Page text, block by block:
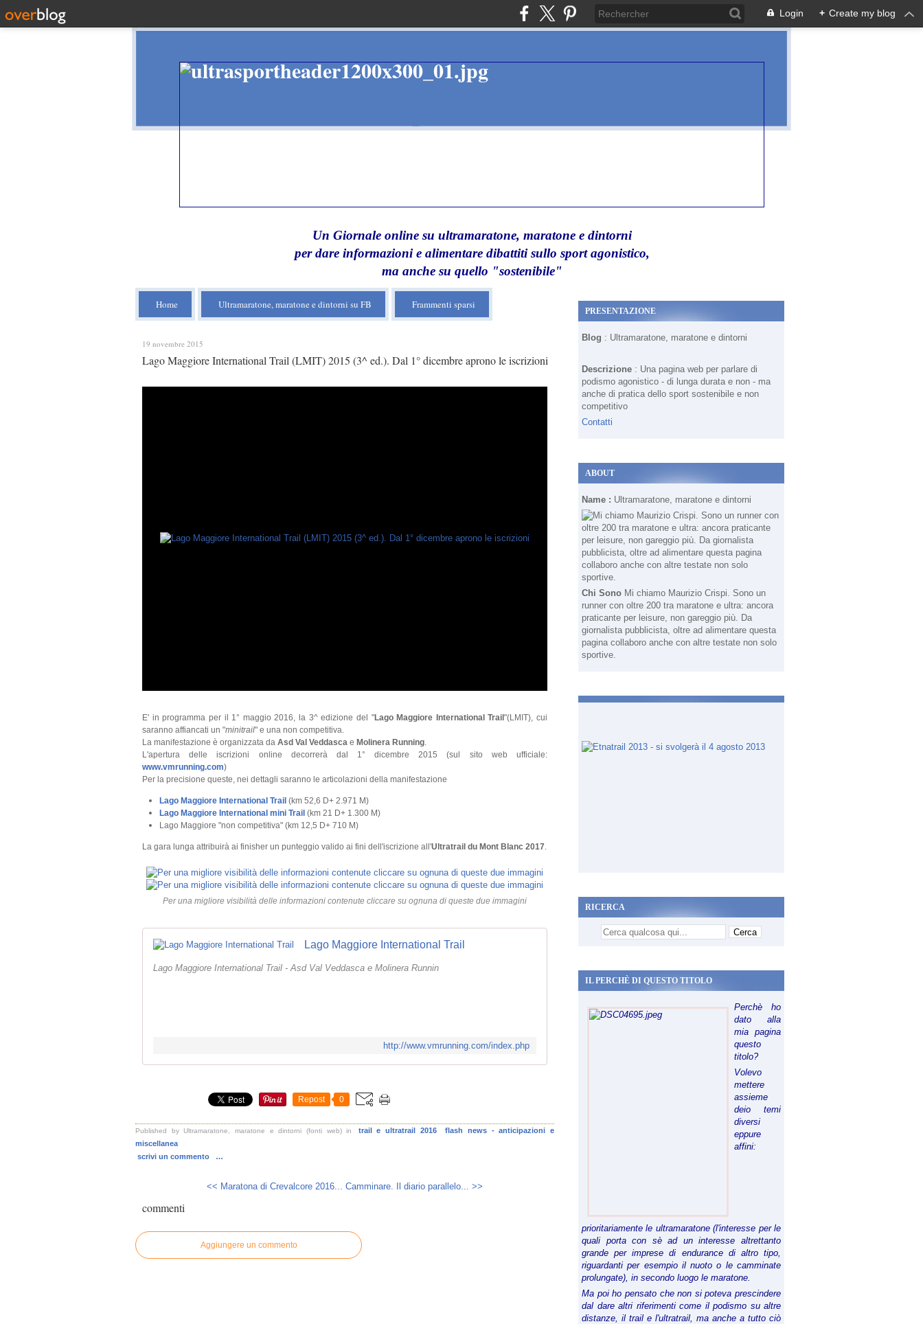
Login + Create my blog
Un Giornale online su ultramaratone, maratone e dintorni
per dare informazioni e alimentare dibattiti sullo sport agonistico,
ma anche su quello "sostenibile"
Home Ultramaratone, maratone e dintorni su FB Frammenti sparsi
19 novembre 2015
Lago Maggiore International Trail (LMIT) 2015 (3^ ed.). Dal 1° dicembre aprono le iscrizioni
E' in programma per il 1° maggio 2016, la 3^ edizione del "Lago Maggiore International Trail"(LMIT), cui
saranno affiancati un "minitrail" e una non competitiva.
La manifestazione è organizzata da Asd Val Veddasca e Molinera Running
L'apertura delle iscrizioni online decorrerà dal 1° dicembre 2015 (sul sito web ufficiale:
www.vmrunning.com)
Per la precisione queste, nei dettagli saranno le articolazioni della manifestazione
Lago Maggiore International Trail (km 52,6 D+ 2.971 M)
Lago Maggiore International mini Trail (km 21 D+ 1.300 M)
Lago Maggiore "non competitiva" (km 12,5 D+ 710 M)
La gara lunga attribuirà ai finisher un punteggio valido ai fini dell'iscrizione all'Ultratrail du Mont Blanc 2017
Per una migliore visibilità delle informazioni contenute cliccare su ognuna di queste due immagini
Lago Maggiore International Trail
Lago Maggiore International Trail - Asd Val Veddasca e Molinera Runnin
http://www.vmrunning.com/index.php
Repost 0
Published by Ultramaratone, maratone e dintorni (fonti web) in trail e ultratrail 2016
flash news - anticipazioni e
miscellanea
scrivi un commento
…
<< Maratona di Crevalcore 2016... Camminare. Il diario parallelo... >>
commenti
Aggiungere un commento
PRESENTAZIONE
Blog : Ultramaratone, maratone e dintorni
Descrizione : Una pagina web per parlare di
podismo agonistico - di lunga durata e non - ma
anche di pratica dello sport sostenibile e non
competitivo
Contatti
ABOUT
Name : Ultramaratone, maratone e dintorni
Chi Sono Mi chiamo Maurizio Crispi. Sono un
runner con oltre 200 tra maratone e ultra: ancora
praticante per leisure, non gareggio più. Da
giornalista pubblicista, oltre ad alimentare questa
pagina collaboro anche con altre testate non solo
sportive.
RICERCA
IL PERCHÈ DI QUESTO TITOLO
Perchè ho
dato alla
mia pagina
questo
titolo?
Volevo
mettere
assieme
deio temi
diversi
eppure
affini:
prioritariamente le ultramaratone (l'interesse per le
quali porta con sè ad un interesse altrettanto
grande per imprese di endurance di altro tipo,
riguardanti per esempio il nuoto o le camminate
prolungate), in secondo luogo le maratone.
Ma poi ho pensato che non si poteva prescindere
dal dare altri riferimenti come il podismo su altre
distanze, il trail e l'ultratrail, ma anche a tutto ciò